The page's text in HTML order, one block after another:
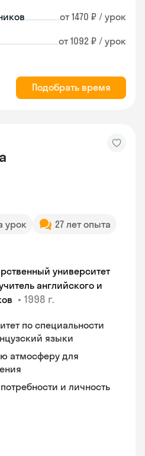
от 1470 ₽ / урок
от 1092 ₽ / урок
Подобрать время
урок
27 лет опыта
университет
английского и
• 1998 г.
по специальности
языки
атмосферу для
и личность